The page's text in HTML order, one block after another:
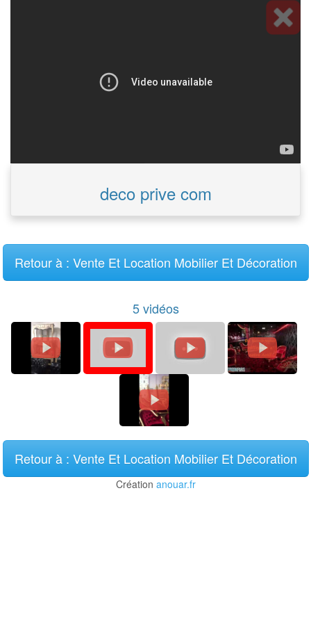
deco prive com
Retour à : Vente Et Location Mobilier Et Décoration
5 vidéos
Retour à : Vente Et Location Mobilier Et Décoration
Création anouar.fr